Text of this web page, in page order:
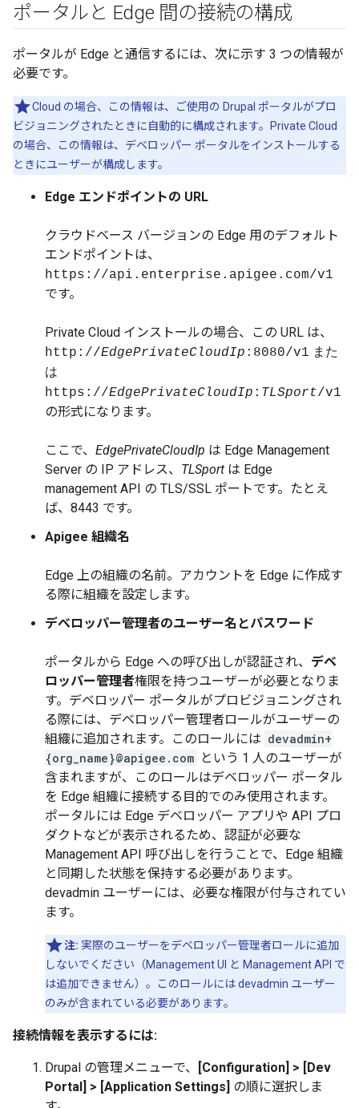
ポータルと Edge 間の接続の構成
ポータルが Edge と通信するには、次に示す 3 つの情報が
必要です。
Cloud の場合、この情報は、ご使用の Drupal ポータルがプロ
ビジョニングされたときに自動的に構成されます。Private Cloud
の場合、この情報は、デベロッパー ポータルをインストールする
ときにユーザーが構成します。
Edge エンドポイントの URL
クラウドベース バージョンの Edge 用のデフォルト
エンドポイントは、
https://api.enterprise.apigee.com/v1
です。
Private Cloud インストールの場合、この URL は、
http://EdgePrivateCloudIp :8080/v1 また
は
https://EdgePrivateCloudIp : TLSport/v1
の形式になります。
ここで、 EdgePrivateCloudIp は Edge Management
Server の IP アドレス、 TLSport は Edge
management API の TLS/SSL ポートです。たとえ
ば、8443 です。
Apigee 組織名
Edge 上の組織の名前。アカウントを Edge に作成す
る際に組織を設定します。
デベロッパー管理者のユーザー名とパスワード
ポータルから Edge への呼び出しが認証され、 デベ
ロッパー管理者権限を持つユーザーが必要となりま
す。デベロッパー ポータルがプロビジョニングされ
る際には、デベロッパー管理者ロールがユーザーの
組織に追加されます。このロールには devadmin+
{org_name}@apigee.com という 1 人のユーザーが
含まれますが、このロールはデベロッパー ポータル
を Edge 組織に接続する目的でのみ使用されます。
ポータルには Edge デベロッパー アプリや API プロ
ダクトなどが表示されるため、認証が必要な
Management API 呼び出しを行うことで、Edge 組織
と同期した状態を保持する必要があります。
devadmin ユーザーには、必要な権限が付与されてい
ます。
注: 実際のユーザーをデベロッパー管理者ロールに追加
しないでください（Management UI と Management API で
は追加できません）。このロールには devadmin ユーザー
のみが含まれている必要があります。
接続情報を表示するには:
Drupal の管理メニューで、
[Configuration] > [Dev
Portal] > [Application Settings] の順に選択しま